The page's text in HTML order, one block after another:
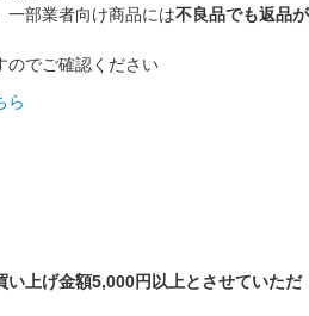
一部業者向け商品には不良品でも返品が
のでご確認ください
ら
い上げ金額5,000円以上とさせていただ